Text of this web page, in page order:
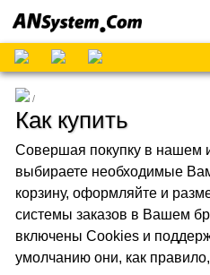
Как купить
Cовершая покупку в нашем
выбираете необходимые
корзину, оформляйте и
системы заказов в Вашем
включены Cookies и
умолчанию они, как